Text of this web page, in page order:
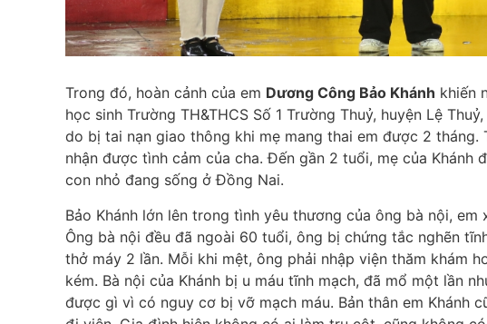
Trong đó, hoàn cảnh của em Dương Công Bảo Khánh khiến
học sinh Trường TH&THCS Số 1 Trường Thuỷ, huyện Lệ
do bị tai nạn giao thông khi mẹ mang thai em được 2 tháng.
nhận được tình cảm của cha. Đến gần 2 tuổi, mẹ của
con nhỏ đang sống ở Đồng Nai.
Bảo Khánh lớn lên trong tình yêu thương của ông bà nội,
Ông bà nội đều đã ngoài 60 tuổi, ông bị chứng tắc nghẽn
thở máy 2 lần. Mỗi khi mệt, ông phải nhập viện thăm khám
kém. Bà nội của Khánh bị u máu tĩnh mạch, đã mổ một lần
được gì vì có nguy cơ bị vỡ mạch máu. Bản thân em Khánh